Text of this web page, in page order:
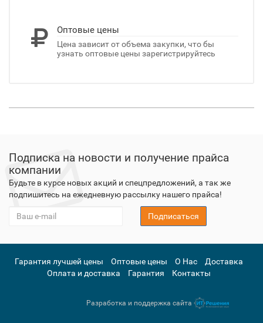
Оптовые цены
Цена зависит от объема закупки, что бы
узнать оптовые цены зарегистрируйтесь
Подписка на новости и получение прайса
компании
Будьте в курсе новых акций и спецпредложений, а так же
подпишитесь на ежедневную рассылку нашего прайса!
Подписаться
Гарантия лучшей цены Оптовые цены О Нас
Доставка
Оплата и доставка
Гарантия Контакты
Разработка и поддержка сайта